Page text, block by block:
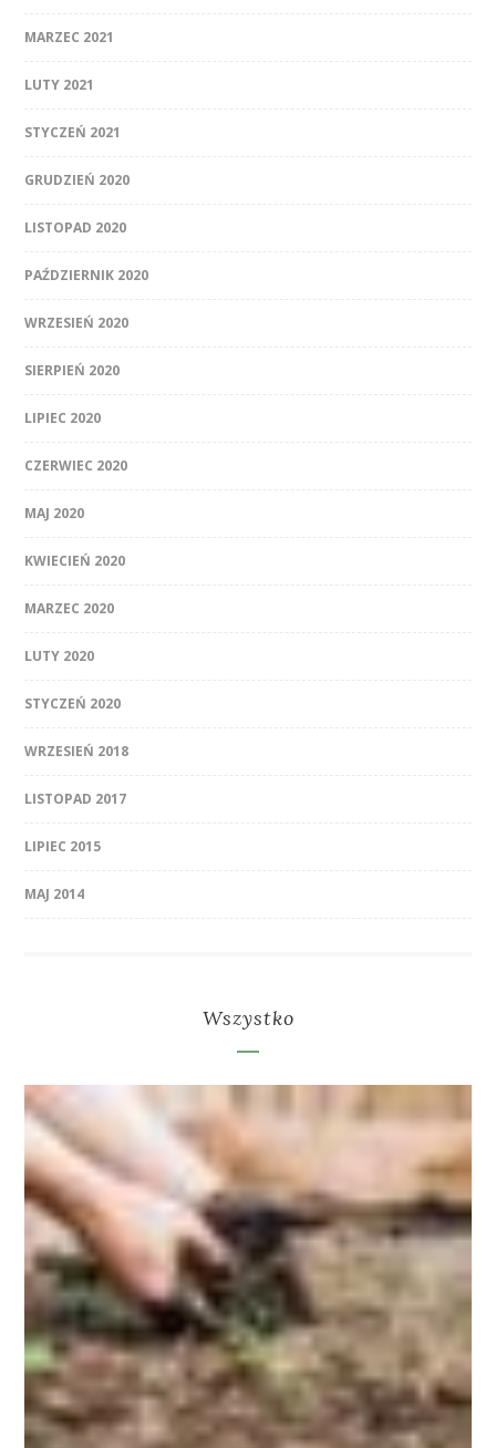
MARZEC 2021
LUTY 2021
STYCZEŃ 2021
GRUDZIEŃ 2020
LISTOPAD 2020
PAŹDZIERNIK 2020
WRZESIEŃ 2020
SIERPIEŃ 2020
LIPIEC 2020
CZERWIEC 2020
MAJ 2020
KWIECIEŃ 2020
MARZEC 2020
LUTY 2020
STYCZEŃ 2020
WRZESIEŃ 2018
LISTOPAD 2017
LIPIEC 2015
MAJ 2014
Wszystko